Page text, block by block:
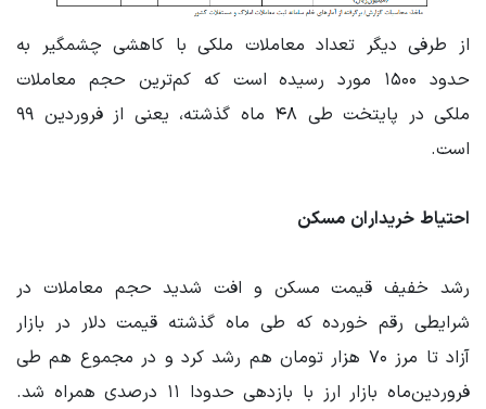
از طرفی دیگر تعداد معاملات ملکی با کاهشی چشمگیر به
حدود ۱۵۰۰ مورد رسیده است که کم‌ترین حجم معاملات
ملکی در پایتخت طی ۴۸ ماه گذشته، یعنی از فروردین ۹۹
است.
احتیاط خریداران مسکن
رشد خفیف قیمت مسکن و افت شدید حجم معاملات در
شرایطی رقم خورده که طی ماه گذشته قیمت دلار در بازار
آزاد تا مرز ۷۰ هزار تومان هم رشد کرد و در مجموع هم طی
فروردین‌ماه بازار ارز با بازدهی حدودا ۱۱ درصدی همراه شد.